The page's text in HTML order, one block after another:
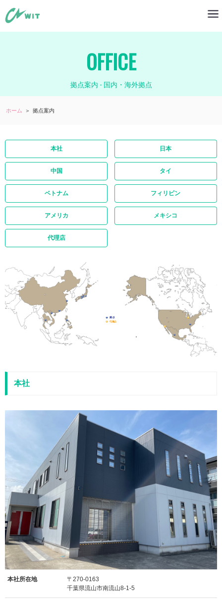
OFFICE
拠点案内 - 国内・海外拠点
ホーム ＞ 拠点案内
本社 日本
中国 タイ
ベトナム フィリピン
アメリカ メキシコ
代理店
本社
本社所在地
〒270-0163
千葉県流山市南流山8-1-5